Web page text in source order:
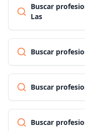
Buscar
Las
Buscar
Buscar
Buscar